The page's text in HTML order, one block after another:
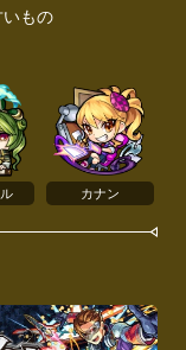
もの
カナン